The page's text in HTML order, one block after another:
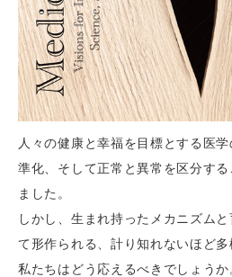
人々の健康と幸福を目標とする医
準化、そして正常と異常を区分す
ました。
しかし、生まれ持ったメカニズム
て形作られる、計り知れないほど多
私たちはどう応えるべきでしょうか